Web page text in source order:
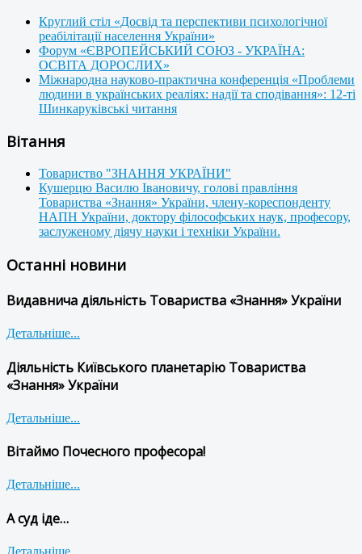
Круглий стіл «Досвід та перспективи психологічної
реабілітації населення України»
Форум «ЄВРОПЕЙСЬКИЙ СОЮЗ - УКРАЇНА:
ОСВІТА ДОРОСЛИХ»
Міжнародна науково-практична конференція «Проблеми
людини в українських реаліях: надії та сподівання»: 12-ті
Шинкаруківські читання
Вітання
Товариство "ЗНАННЯ УКРАЇНИ"
Кушерцю Василю Івановичу, голові правління
Товариства «Знання» України, члену-кореспонденту
НАПН України, доктору філософських наук, професору,
заслуженому діячу науки і техніки України.
Останні новини
Видавнича діяльність Товариства «Знання» України
Детальніше...
Діяльність Київського планетарію Товариства
«Знання» України
Детальніше...
Вітаймо Почесного професора!
Детальніше...
А суд іде…
Детальніше...